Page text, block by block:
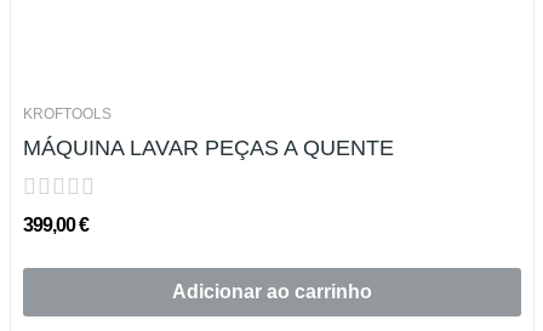
KROFTOOLS
MÁQUINA LAVAR PEÇAS A QUENTE
399,00 €
Adicionar ao carrinho